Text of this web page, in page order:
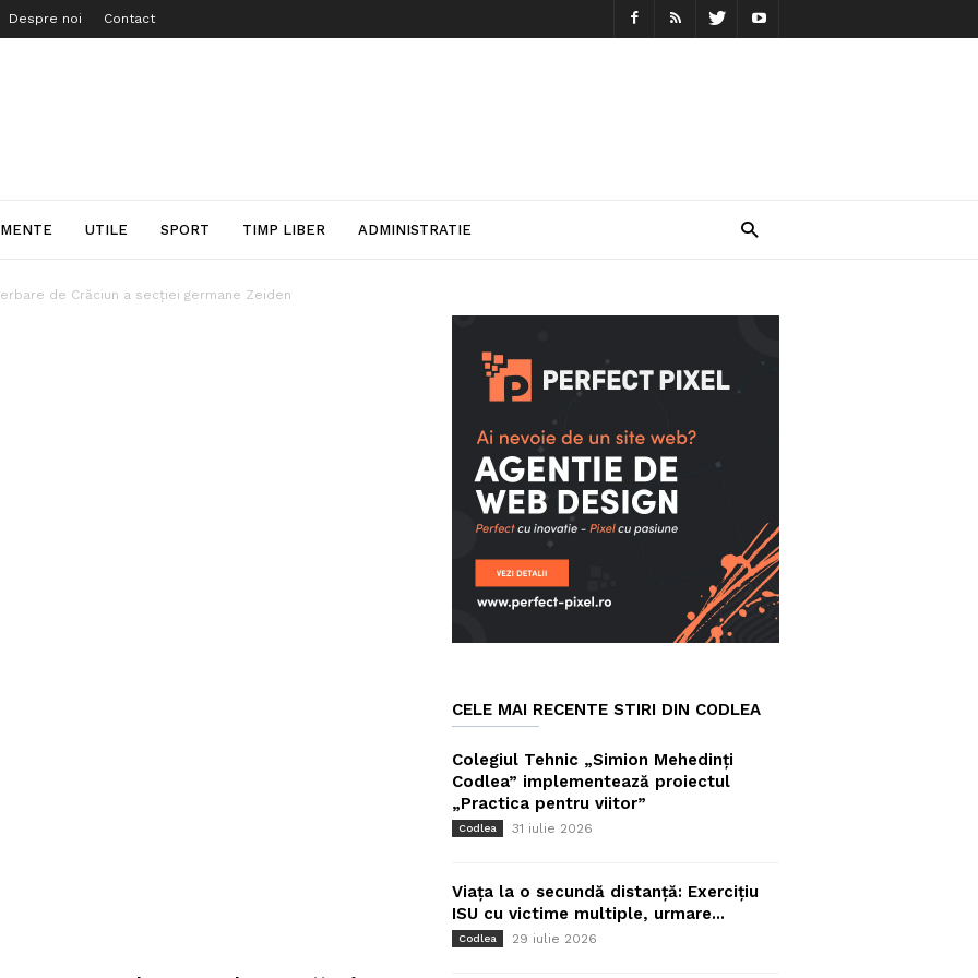
Despre noi Contact
UTILE SPORT TIMP LIBER ADMINISTRATIE
de Crăciun a secției germane Zeiden
CELE MAI RECENTE STIRI DIN CODLEA
Colegiul Tehnic „Simion Mehedinți
Codlea” implementează proiectul
„Practica pentru viitor”
Codlea 31 iulie 2026
Viața la o secundă distanță: Exercițiu
ISU cu victime multiple, urmare...
Codlea 29 iulie 2026